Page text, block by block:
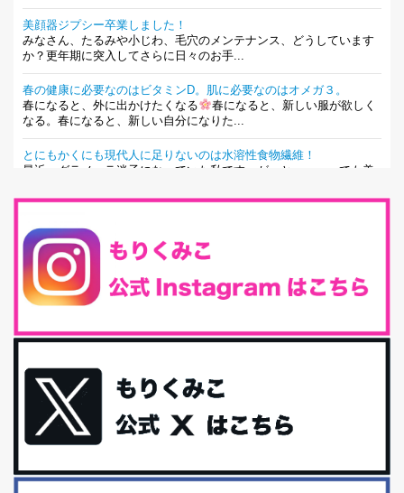
美顔器ジプシー卒業しました！
みなさん、たるみや小じわ、毛穴のメンテナンス、どうしています
か？更年期に突入してさらに日々のお手...
春の健康に必要なのはビタミンD。肌に必要なのはオメガ３。
春になると、外に出かけたくなる
春になると、新しい服が欲しく
なる。春になると、新しい自分になりた...
とにもかくにも現代人に足りないのは水溶性食物繊維！
最近、グラノーラ迷子になっていた私です。が、と〜〜〜っても美
腸内環境を整えることは、健康維持の中でいっちばん大事！だと私
は思っています。 ヒトの免...
iHerb特大セール終了間近！みんな何買う？
最近お風呂上がりの炭酸水をシリカシリカにしているんだけど確か
今回は、最近毎回定期的に購入している「楽天ふるさと納税」の返
礼品トップ５を紹介します。今までいろ...
更年期を穏やかに乗りきるために今できる５つのこと。
アラフィフからの体と心の整え方。 私も気づけばアラフィフ、これ
といった更年期症状はまだ...
白髪・美容・免疫力、現代人に足りないのは海藻！